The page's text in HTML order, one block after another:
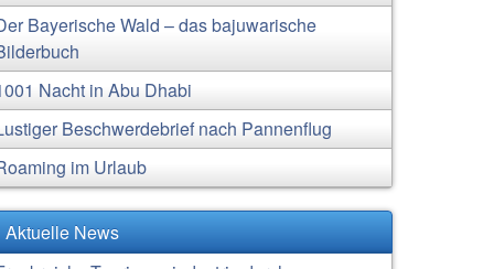
Bayerische Wald – das bajuwarische
Nacht in Abu Dhabi
Beschwerdebrief nach Pannenflug
im Urlaub
Aktuelle News